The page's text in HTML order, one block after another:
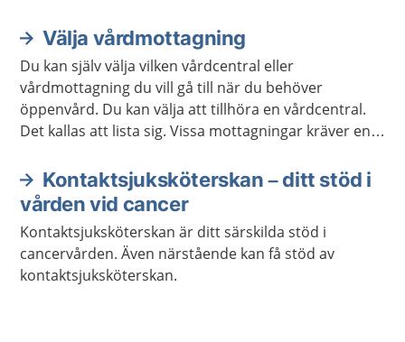
Välja vårdmottagning
Du kan själv välja vilken vårdcentral eller
vårdmottagning du vill gå till när du behöver
öppenvård. Du kan välja att tillhöra en vårdcentral.
Det kallas att lista sig. Vissa mottagningar kräver en
att boka tid på en mottagning.
Kontaktsjuksköterskan – ditt stöd i
vården vid cancer
Kontaktsjuksköterskan är ditt särskilda stöd i
cancervården. Även närstående kan få stöd av
kontaktsjuksköterskan.